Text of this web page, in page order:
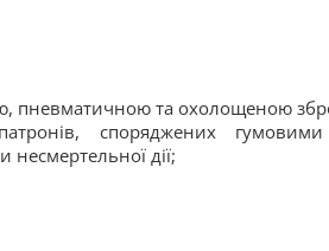
пневматичною та охолощеною
споряджених
дії;